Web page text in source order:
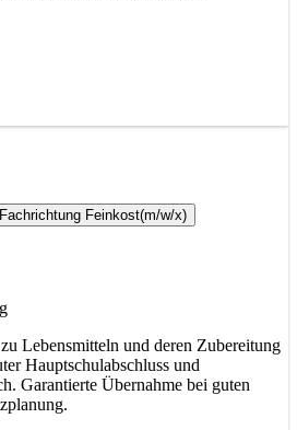
Feinkost(m/w/x)
Lebensmitteln und deren Zubereitung
Hauptschulabschluss und
Garantierte Übernahme bei guten